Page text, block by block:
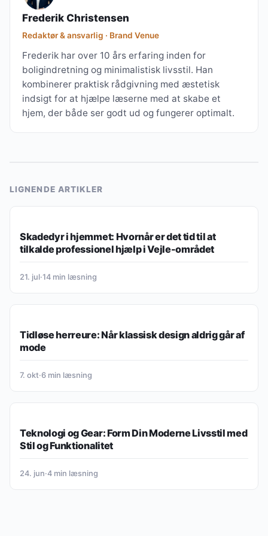
Frederik Christensen
Redaktør & ansvarlig · Brand Venue
Frederik har over 10 års erfaring inden for
boligindretning og minimalistisk livsstil. Han
kombinerer praktisk rådgivning med æstetisk
indsigt for at hjælpe læserne med at skabe et
hjem, der både ser godt ud og fungerer optimalt.
LIGNENDE ARTIKLER
Skadedyr i hjemmet: Hvornår er det tid til at
tilkalde professionel hjælp i Vejle-området
21. jul·14 min læsning
Tidløse herreure: Når klassisk design aldrig går af
mode
7. okt·6 min læsning
Teknologi og Gear: Form Din Moderne Livsstil med
Stil og Funktionalitet
24. jun·4 min læsning